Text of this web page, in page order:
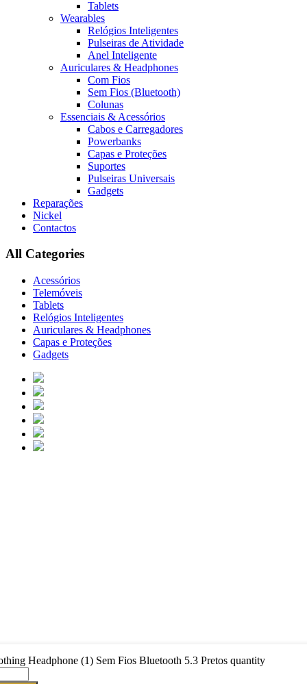
Headphone (1) Sem Fios Bluetooth 5.3 Pretos quantity
Tablets
Wearables
Relógios Inteligentes
Pulseiras de Atividade
Anel Inteligente
Auriculares & Headphones
Com Fios
Sem Fios (Bluetooth)
Colunas
Essenciais & Acessórios
Cabos e Carregadores
Powerbanks
Capas e Proteções
Suportes
Pulseiras Universais
Gadgets
Reparações
Nickel
Contactos
All Categories
Acessórios
Telemóveis
Tablets
Relógios Inteligentes
Auriculares & Headphones
Capas e Proteções
Gadgets